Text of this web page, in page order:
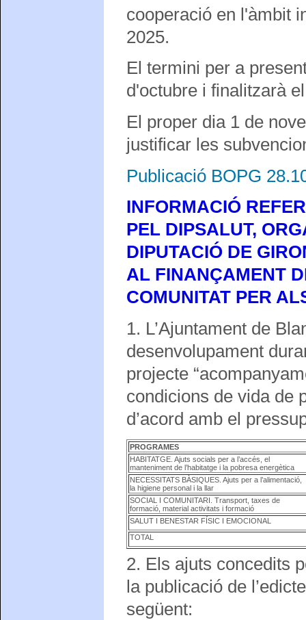
cooperació en l'àmbit
2025.
El termini per a
d'octubre i finalitzarà
El proper dia 1 de
justificar les
Publicació BOPG
INFORMACIÓ
PEL DIPSALUT,
DIPUTACIÓ DE
AL FINANÇAMENT
COMUNITAT PER
1. L’Ajuntament de
desenvolupament
projecte
condicions de vida de
d’acord amb el
PROGRAMES
HABITATGE. Ajuts socials per a l’accés, el
manteniment de l’habitatge i la pobresa energètica
NECESSITATS BÀSIQUES. Ajuts per a l’alimentació,
la higiene personal i la llar
SOCIAL I COMUNITARI. Transport, taxes de
formació, material activitats i formació
SALUT I BENESTAR FÍSIC I EMOCIONAL
TOTAL
2. Els ajuts concedits
la publicació de
següent: